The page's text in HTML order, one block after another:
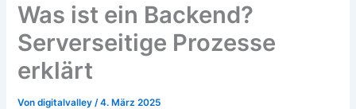
Was ist ein Backend?
Serverseitige Prozesse
erklärt
Vondigitalvalley/4. März 2025